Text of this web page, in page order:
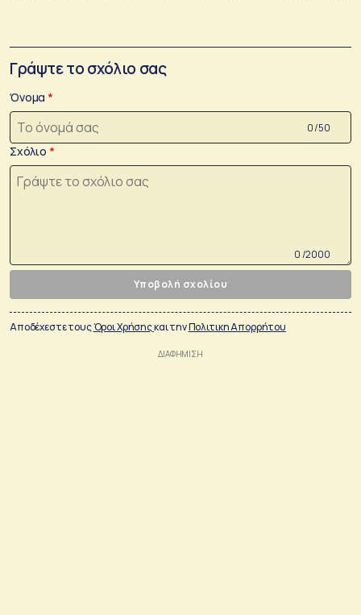
Γράψτε το σχόλιο σας
Όνομα
0 /50
Σχόλιο
0 /2000
Υποβολή σχολίου
Αποδέχεστε τουςΌροι Χρήσηςκαι τηνΠολιτικη Απορρήτου